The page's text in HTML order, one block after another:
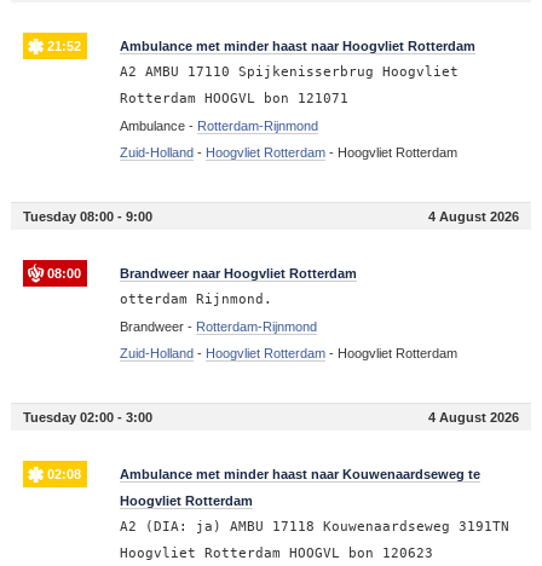
21:52 Ambulance met minder haast naar Hoogvliet Rotterdam
A2 AMBU 17110 Spijkenisserbrug Hoogvliet
Rotterdam HOOGVL bon 121071
Ambulance - Rotterdam-Rijnmond
Zuid-Holland- Hoogvliet Rotterdam- Hoogvliet Rotterdam
Tuesday 08:00 - 9:00 4 August 2026
08:00 Brandweer naar Hoogvliet Rotterdam
otterdam Rijnmond.
Brandweer - Rotterdam-Rijnmond
Zuid-Holland- Hoogvliet Rotterdam- Hoogvliet Rotterdam
Tuesday 02:00 - 3:00 4 August 2026
02:08
Ambulance met minder haast naar Kouwenaardseweg te
Hoogvliet Rotterdam
A2 (DIA: ja) AMBU 17118 Kouwenaardseweg 3191TN
Hoogvliet Rotterdam HOOGVL bon 120623